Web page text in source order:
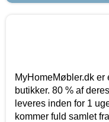
MyHomeMøbler.dk
butikker. 80 % af
leveres inden for 1
kommer fuld samlet